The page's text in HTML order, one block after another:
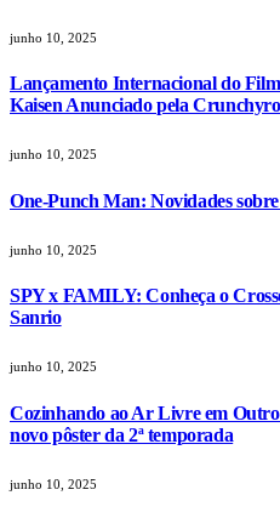
junho 10, 2025
Lançamento Internacional do
Kaisen Anunciado pela
junho 10, 2025
One-Punch Man: Novidades
junho 10, 2025
SPY x FAMILY: Conheça o
Sanrio
junho 10, 2025
Cozinhando ao Ar Livre em
novo pôster da 2ª temporada
junho 10, 2025